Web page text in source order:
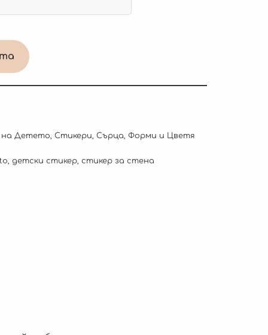
на Детето Стикери Сърца, Форми и Цветя
детски стикер, стикер за стена